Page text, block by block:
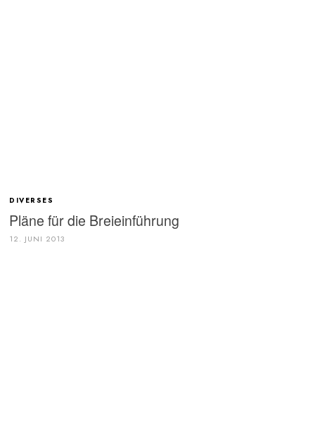
DIVERSES
Pläne für die Breieinführung
12. JUNI 2013